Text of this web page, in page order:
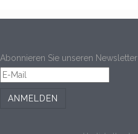
Abonnieren Sie unseren Newsletter
ANMELDEN